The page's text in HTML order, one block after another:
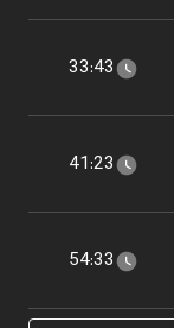
33:43
41:23
54:33